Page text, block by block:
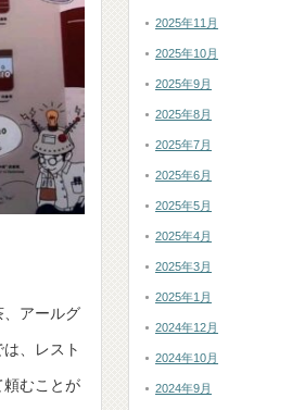
、アールグ
、レスト
頼むことが
2025年11月
2025年10月
2025年9月
2025年8月
2025年7月
2025年6月
2025年5月
2025年4月
2025年3月
2025年1月
2024年12月
2024年10月
2024年9月